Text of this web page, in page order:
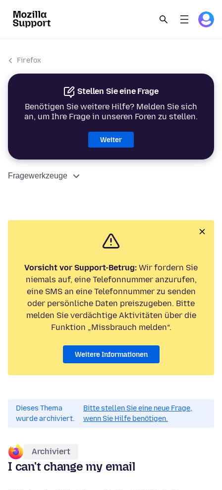
Firefox
Stellen Sie eine Frage
Benötigen Sie weitere Hilfe? Melden Sie sich
an, um Ihre Frage in unseren Foren zu stellen.
Weiter
Fragewerkzeuge
Vorsicht vor Support-Betrug: Wir fordern Sie
niemals auf, eine Telefonnummer anzurufen,
eine SMS an eine Telefonnummer zu senden
oder persönliche Daten preiszugeben. Bitte
melden Sie verdächtige Aktivitäten über die
Funktion „Missbrauch melden“.
Weitere Informationen
Dieses Thema
wurde archiviert.
Bitte stellen Sie eine neue Frage,
wenn Sie Hilfe benötigen.
Archiviert
I can't change my email